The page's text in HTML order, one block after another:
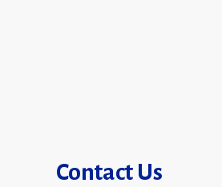
Contact Us